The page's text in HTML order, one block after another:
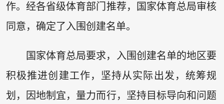
作。经各省级体育部门推荐，国家体育总局审核
同意，确定了入围创建名单。
国家体育总局要求，入围创建名单的地区要
积极推进创建工作，坚持从实际出发，统筹规
划，因地制宜，量力而行，坚持目标导向和问题